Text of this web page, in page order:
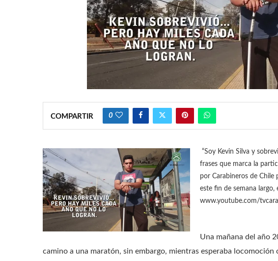
COMPARTIR 0
“Soy Kevin Silva y
frases que marca la
por Carabineros de
este fin de semana largo,
www.youtube.com/
Una mañana del año
camino a una maratón, sin embargo, mientras esperaba